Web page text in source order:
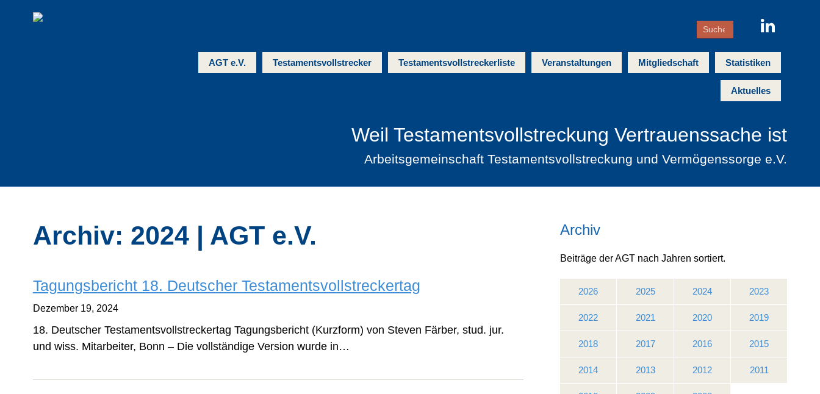
AGT e.V. Testamentsvollstrecker Testamentsvollstreckerliste Veranstaltungen Mitgliedschaft Statistiken
Aktuelles
Weil Testamentsvollstreckung Vertrauenssache ist
Arbeitsgemeinschaft Testamentsvollstreckung und Vermögenssorge e.V.
Archiv: 2024 | AGT e.V.
Tagungsbericht 18. Deutscher Testamentsvollstreckertag
Dezember 19, 2024
18. Deutscher Testamentsvollstreckertag Tagungsbericht (Kurzform) von Steven Färber, stud. jur.
und wiss. Mitarbeiter, Bonn – Die vollständige Version wurde in…
Archiv
Beiträge der AGT nach Jahren sortiert.
2026 2025 2024 2023
2022 2021 2020 2019
2018 2017 2016 2015
2014 2013 2012 2011